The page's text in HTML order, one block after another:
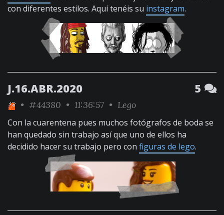
con diferentes estilos. Aquí tenéis su instagram.
J.16.ABR.2020 5
• #44380 • 11:36:57 • Lego
Con la cuarentena pues muchos fotógrafos de boda se
han quedado sin trabajo así que uno de ellos ha
decidido hacer su trabajo pero con figuras de lego.